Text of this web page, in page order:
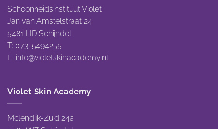
Schoonheidsinstituut Violet
Jan van Amstelstraat 24
5481 HD Schijndel
T: 073-5494255
E: info@violetskinacademy.nl
Violet Skin Academy
Molendijk-Zuid 24a